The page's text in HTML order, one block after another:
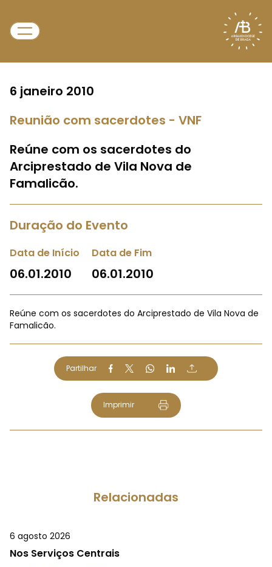
6 janeiro 2010
Reunião com sacerdotes - VNF
Reúne com os sacerdotes do
Arciprestado de Vila Nova de
Famalicão.
Duração do Evento
Data de Início
06.01.2010
Data de Fim
06.01.2010
Reúne com os sacerdotes do Arciprestado de Vila Nova de
Famalicão.
Partilhar
Imprimir
Relacionadas
6 agosto 2026
Nos Serviços Centrais